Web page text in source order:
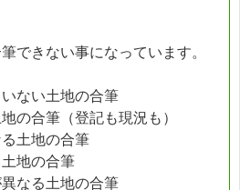
できない事になっています。
いない土地の合筆
の合筆（登記も現況も）
る土地の合筆
土地の合筆
異なる土地の合筆